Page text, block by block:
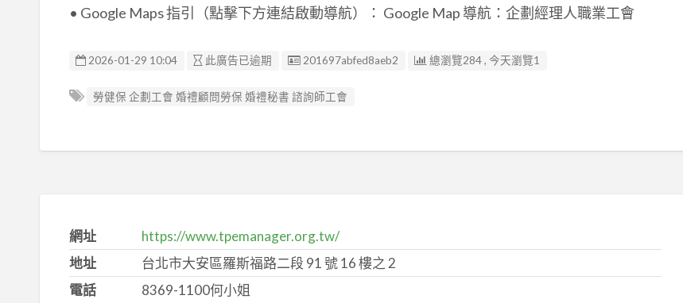
• Google Maps 指引（點擊下方連結啟動導航）： Google Map 導航：企劃經理人職業工會
2026-01-29 10:04 此廣告已逾期 廣告编號
201697abfed8aeb2 總瀏覽284 , 今天瀏覽1
勞健保 企劃工會 婚禮顧問勞保 婚禮秘書 諮詢師工會
網址
https://www.tpemanager.org.tw/
地址
台北市大安區羅斯福路二段 91 號 16 樓之 2
電話
8369-1100何小姐